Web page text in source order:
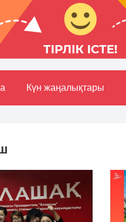
Күн жаңалықтары